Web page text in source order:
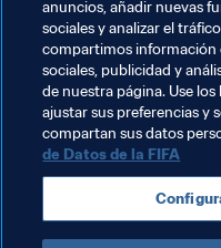
calidad que México
pueden conseguir algo
“Hay buenas
No tenemos nada que
Temas
Canada México
anuncios, añadir nuevas
sociales y analizar el
compartimos información
sociales, publicidad y
de nuestra página. Use
ajustar sus preferencias y
compartan sus datos
de Datos de la FIFA